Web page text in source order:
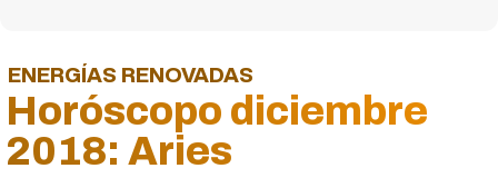
ENERGÍAS RENOVADAS
Horóscopo diciembre
2018: Aries